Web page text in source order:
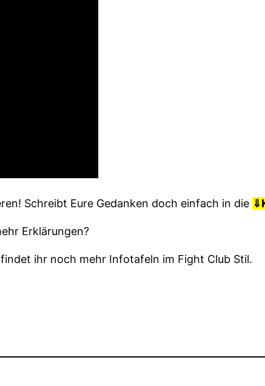
Schreibt Eure Gedanken doch einfach in die ⇓
Erklärungen?
findet ihr noch mehr Infotafeln im Fight Club Stil.